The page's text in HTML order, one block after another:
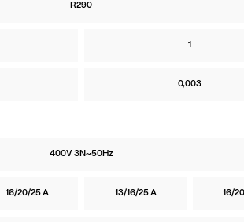
R290
1
0,003
400V 3N~50Hz
16/20/25 A 13/16/25 A 16/